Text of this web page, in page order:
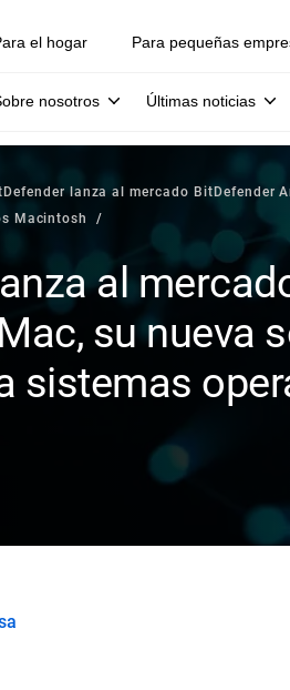
el hogar Para pequeñas
nosotros Últimas noticias
lanza al mercado BitDefender
Macintosh
al
su nueva
sistemas